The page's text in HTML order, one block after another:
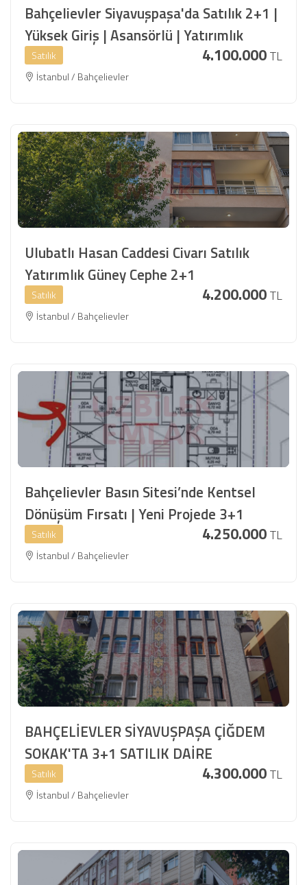
Bahçelievler Siyavuşpaşa'da Satılık 2+1 |
Yüksek Giriş | Asansörlü | Yatırımlık
Satılık 4.100.000TL
İstanbul / Bahçelievler
Ulubatlı Hasan Caddesi Civarı Satılık
Yatırımlık Güney Cephe 2+1
Satılık 4.200.000TL
İstanbul / Bahçelievler
Bahçelievler Basın Sitesi’nde Kentsel
Dönüşüm Fırsatı | Yeni Projede 3+1
Satılık 4.250.000TL
İstanbul / Bahçelievler
BAHÇELİEVLER SİYAVUŞPAŞA ÇİĞDEM
SOKAK'TA 3+1 SATILIK DAİRE
Satılık 4.300.000TL
İstanbul / Bahçelievler